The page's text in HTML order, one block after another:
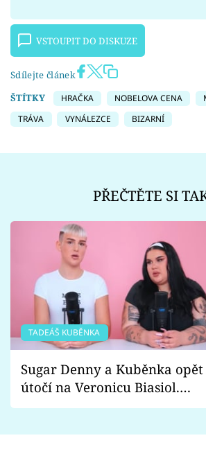
VSTOUPIT DO DISKUZE
Sdílejte článek
ŠTÍTKY
HRAČKA NOBELOVA CENA
TRÁVA
VYNÁLEZCE BIZARNÍ
PŘEČTĚTE SI
TADEÁŠ KUBĚNKA
Sugar Denny a Kuběnka opět
útočí na Veronicu Biasiol.
Proč je podle nich falešná a